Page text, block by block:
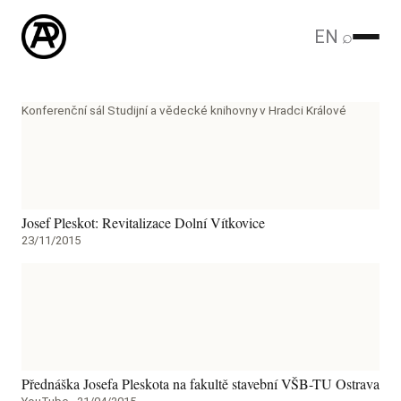
EN ⌕
Konferenční sál Studijní a vědecké knihovny v Hradci Králové
Josef Pleskot: Revitalizace Dolní Vítkovice
23/11/2015
Přednáška Josefa Pleskota na fakultě stavební VŠB-TU Ostrava